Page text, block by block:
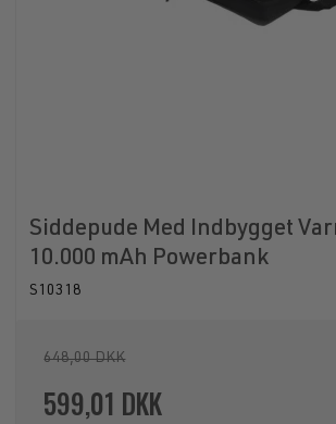
Siddepude Med Indbygget
10.000 mAh Powerbank
S10318
648,00 DKK
599,01 DKK